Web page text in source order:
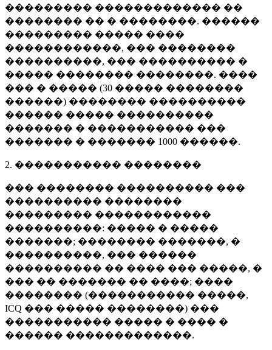
��������� ������������� ��
�������� �� � ��������. ������
��������� ����� ����
������������, ��� ��������
����������, ��� ���������� �
����� �������� ��������. ����
��� � ����� (30 ����� ��������
������) �������� ����������
������ ����� ����������
������� � ����������� ���
������� � ������� 1000 ������.
2. ����������� ��������
��� �������� ���������� ���
���������� ��������
��������� ������������
����������: ����� � �����
�������; �������� �������, �
����������, ��� ������
���������� �� ���� ��� �����, �
��� �� ������� �� ����; ����
�������� (����������� �����,
ICQ ��� ����� ��������) ���
����������� ����� � ���� �
������ �������������.